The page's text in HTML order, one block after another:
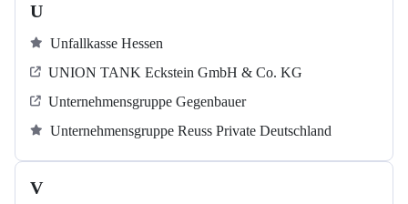
U
Unfallkasse Hessen
UNION TANK Eckstein GmbH & Co. KG
Unternehmensgruppe Gegenbauer
Unternehmensgruppe Reuss Private Deutschland
V